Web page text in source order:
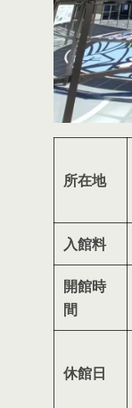
所在地
入館料
開館時
間
休館日